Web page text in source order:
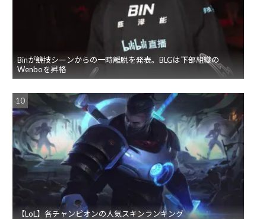
Binが競技シーンからの一時離脱を発表。BLGは下部組織の
Wenboを昇格
【LoL】各チャンピオンの人気スキンランキング